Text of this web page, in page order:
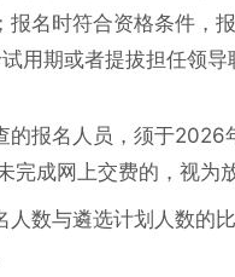
报名时符合资格条件，
用期或者提拔担任领导
的报名人员，须于
完成网上交费的，视为
人数与遴选计划人数的